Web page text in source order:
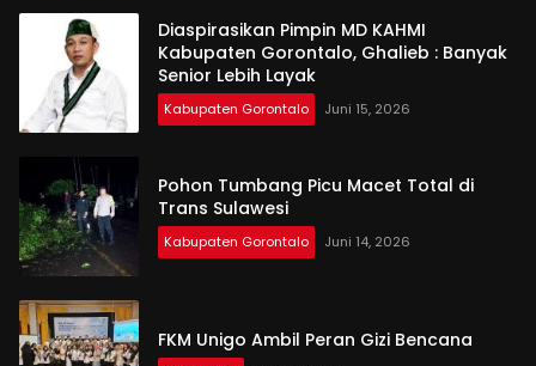
Diaspirasikan Pimpin MD KAHMI
Kabupaten Gorontalo, Ghalieb : Banyak
Senior Lebih Layak
Kabupaten Gorontalo Juni 15, 2026
Pohon Tumbang Picu Macet Total di
Trans Sulawesi
Kabupaten Gorontalo Juni 14, 2026
FKM Unigo Ambil Peran Gizi Bencana